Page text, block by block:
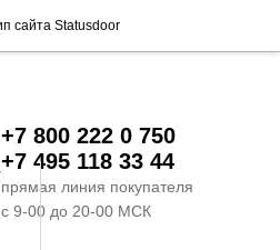
+7 800 222 0 750
+7 495 118 33 44
прямая линия покупателя
с 9-00 до 20-00 МСК